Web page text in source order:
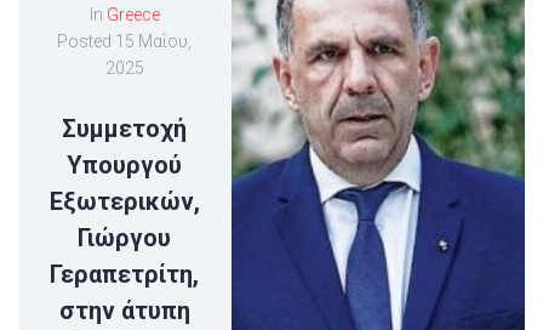
In Greece
Posted 15 Μαΐου,
2025
Συμμετοχή
Υπουργού
Εξωτερικών,
Γιώργου
Γεραπετρίτη,
στην άτυπη